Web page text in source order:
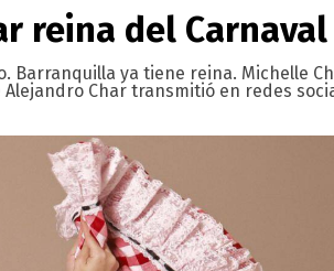
reina del Carnaval
Barranquilla ya tiene reina. Michelle
Char transmitió en redes